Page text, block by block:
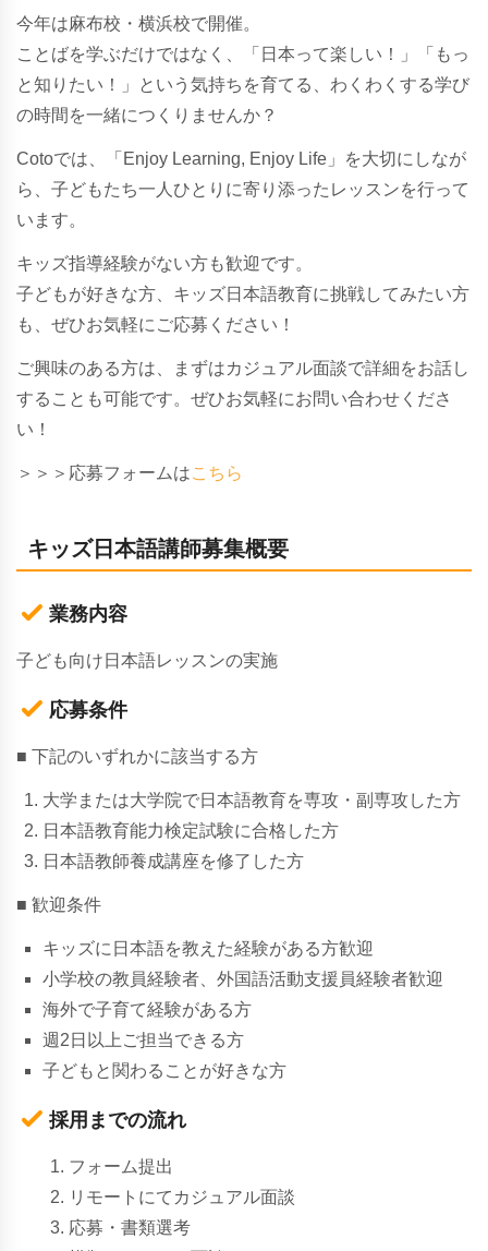
今年は麻布校・横浜校で開催。
ことばを学ぶだけではなく、「日本って楽しい！」「もっ
と知りたい！」という気持ちを育てる、わくわくする学び
の時間を一緒につくりませんか？
Cotoでは、「Enjoy Learning, Enjoy Life」を大切にしなが
ら、子どもたち一人ひとりに寄り添ったレッスンを行って
います。
キッズ指導経験がない方も歓迎です。
子どもが好きな方、キッズ日本語教育に挑戦してみたい方
も、ぜひお気軽にご応募ください！
ご興味のある方は、まずはカジュアル面談で詳細をお話し
することも可能です。ぜひお気軽にお問い合わせくださ
い！
＞＞＞応募フォームはこちら
キッズ日本語講師募集概要
業務内容
子ども向け日本語レッスンの実施
応募条件
■ 下記のいずれかに該当する方
大学または大学院で日本語教育を専攻・副専攻した方
日本語教育能力検定試験に合格した方
日本語教師養成講座を修了した方
■ 歓迎条件
キッズに日本語を教えた経験がある方歓迎
小学校の教員経験者、外国語活動支援員経験者歓迎
海外で子育て経験がある方
週2日以上ご担当できる方
子どもと関わることが好きな方
採用までの流れ
フォーム提出
リモートにてカジュアル面談
応募・書類選考